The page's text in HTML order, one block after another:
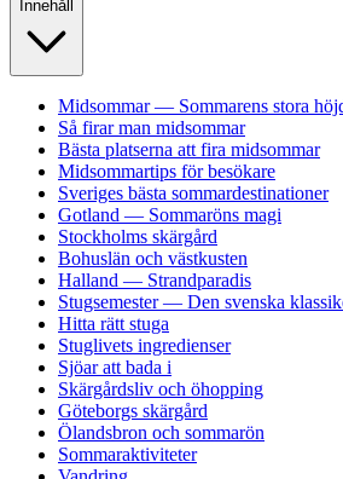
Innehåll
Midsommar — Sommarens stora
Så firar man midsommar
Bästa platserna att fira midsommar
Midsommartips för besökare
Sveriges bästa sommardestinationer
Gotland — Sommaröns magi
Stockholms skärgård
Bohuslän och västkusten
Halland — Strandparadis
Stugsemester — Den svenska
Hitta rätt stuga
Stuglivets ingredienser
Sjöar att bada i
Skärgårdsliv och öhopping
Göteborgs skärgård
Ölandsbron och sommarön
Sommaraktiviteter